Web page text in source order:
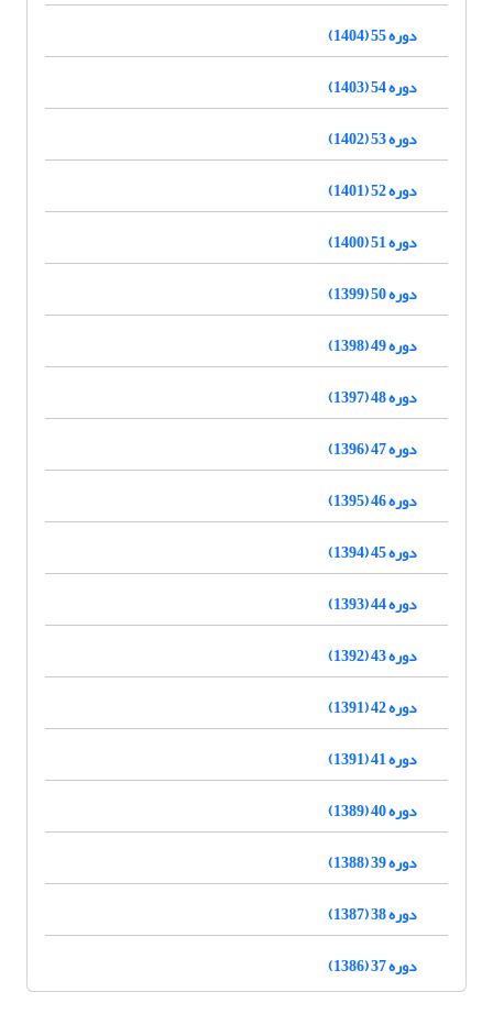
دوره 55 (1404)
دوره 54 (1403)
دوره 53 (1402)
دوره 52 (1401)
دوره 51 (1400)
دوره 50 (1399)
دوره 49 (1398)
دوره 48 (1397)
دوره 47 (1396)
دوره 46 (1395)
دوره 45 (1394)
دوره 44 (1393)
دوره 43 (1392)
دوره 42 (1391)
دوره 41 (1391)
دوره 40 (1389)
دوره 39 (1388)
دوره 38 (1387)
دوره 37 (1386)